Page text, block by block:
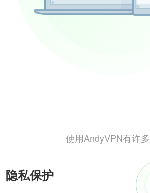
使用AndyVPN有许
隐私保护